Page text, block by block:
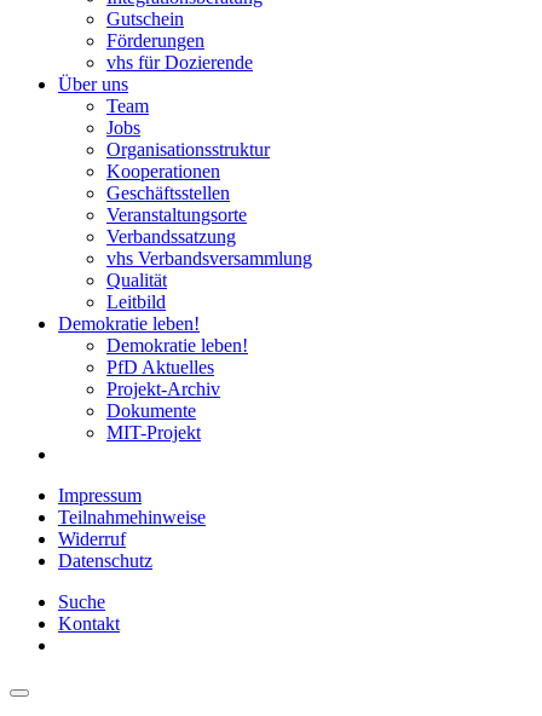
Gutschein
Förderungen
vhs für Dozierende
Über uns
Team
Jobs
Organisationsstruktur
Kooperationen
Geschäftsstellen
Veranstaltungsorte
Verbandssatzung
vhs Verbandsversammlung
Qualität
Leitbild
Demokratie leben!
Demokratie leben!
PfD Aktuelles
Projekt-Archiv
Dokumente
MIT-Projekt
Impressum
Teilnahmehinweise
Widerruf
Datenschutz
Suche
Kontakt